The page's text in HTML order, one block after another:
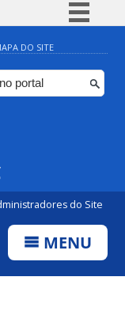
BR
Participe
DO SITE
do Site
MENU